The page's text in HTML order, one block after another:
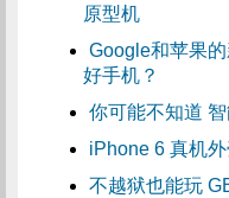
原型机
Google和苹果
好手机？
你可能不知道
iPhone 6 真机
不越狱也能玩